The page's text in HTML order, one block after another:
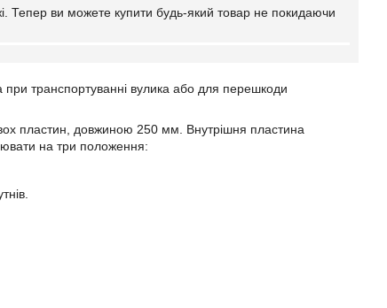
Тепер ви можете купити будь-який товар не покидаючи
при транспортуванні вулика або для перешкоди
пластин, довжиною 250 мм. Внутрішня пластина
на три положення: